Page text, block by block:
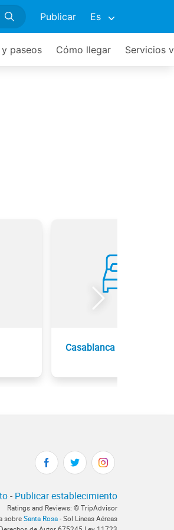
Publicar Es
paseos Cómo llegar Servicios
Casablanca
- Publicar establecimiento
Ratings and Reviews: © TripAdvisor
sobreSanta Rosa - Sol Líneas Aéreas